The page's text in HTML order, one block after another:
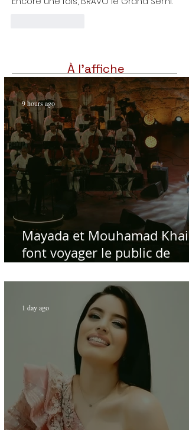
À l'affiche
Mayada et Mouhamad
font voyager le public de
chant et de la musique
d'antan
9 hours ago
1 day ago